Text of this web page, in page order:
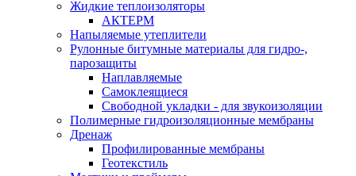
Жидкие теплоизоляторы
АКТЕРМ
Напыляемые утеплители
Рулонные битумные материалы для гидро-,
парозащиты
Наплавляемые
Самоклеящиеся
Свободной укладки - для звукоизоляции
Полимерные гидроизоляционные мембраны
Дренаж
Профилированные мембраны
Геотекстиль